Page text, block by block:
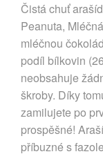
Čistá chuť
Peanuta,
mléčnou
podíl bílkovin
neobsahuje
škroby. Díky
zamilujete po
prospěšné!
příbuzné s